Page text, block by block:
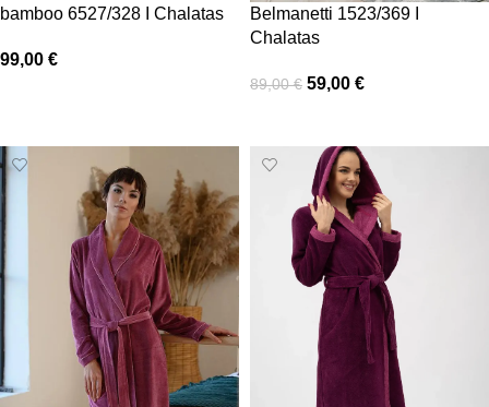
bamboo 6527/328 I Chalatas
99,00 €
Belmanetti 1523/369 I
Chalatas
89,00€ 59,00 €